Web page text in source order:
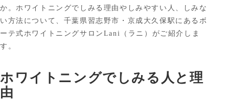
か。ホワイトニングでしみる理由やしみやすい人、しみな
い方法について、千葉県習志野市・京成大久保駅にあるボ
ーテ式ホワイトニングサロンLani（ラニ）がご紹介しま
す。
ホワイトニングでしみる人と理
由